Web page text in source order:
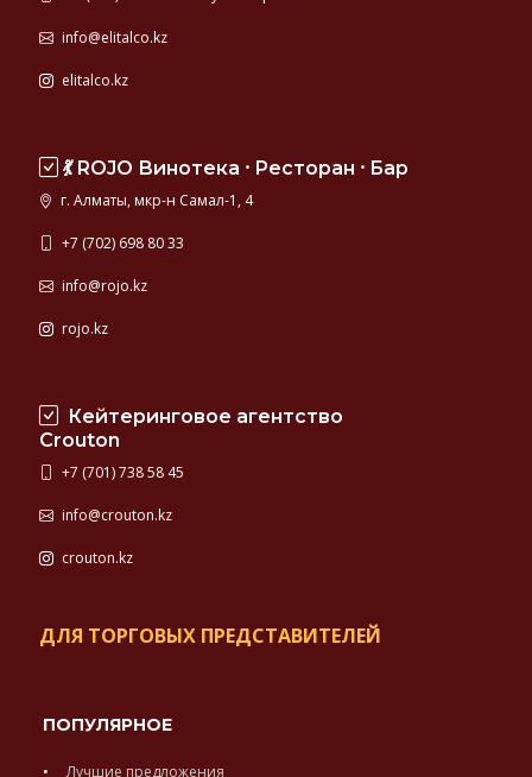
info@elitalco.kz
elitalco.kz
💃 ROJO Винотека ⸱ Ресторан ⸱ Бар
г. Алматы, мкр-н Самал-1, 4
+7 (702) 698 80 33
info@rojo.kz
rojo.kz
Кейтеринговое агентство
Crouton
+7 (701) 738 58 45
info@crouton.kz
crouton.kz
ДЛЯ ТОРГОВЫХ ПРЕДСТАВИТЕЛЕЙ
ПОПУЛЯРНОЕ
Лучшие предложения